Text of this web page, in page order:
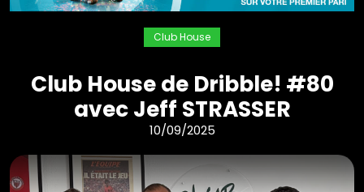
Club House
Club House de Dribble! #80
avec Jeff STRASSER
10/09/2025